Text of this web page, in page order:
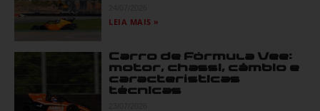
LEIA MAIS »
Carro de Fórmula Vee:
motor, chassi, câmbio e
características
técnicas